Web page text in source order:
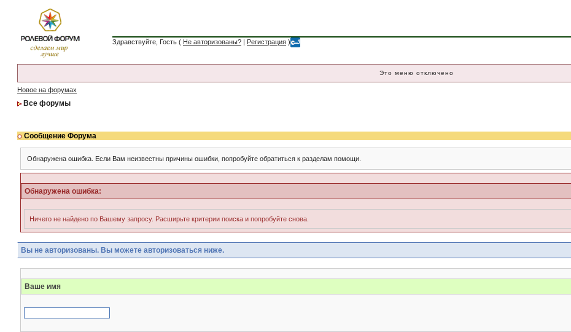
Здравствуйте, Гость ( Не авторизованы? | Регистрация )
Это меню отключено
Новое на форумах
Все форумы
Сообщение Форума
Обнаружена ошибка. Если Вам неизвестны причины ошибки, попробуйте обратиться к разделам помощи.
Обнаружена ошибка:
Ничего не найдено по Вашему запросу. Расширьте критерии поиска и попробуйте снова.
Вы не авторизованы. Вы можете авторизоваться ниже.
Ваше имя